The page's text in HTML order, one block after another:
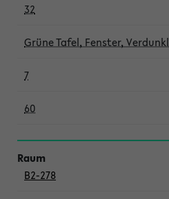
32
Grüne Tafel, Fenster,
7
60
B2-278